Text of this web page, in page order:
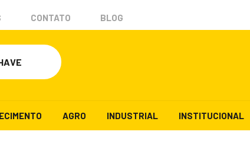
CONTATO BLOG
AGRO INDUSTRIAL INSTITUCIONAL